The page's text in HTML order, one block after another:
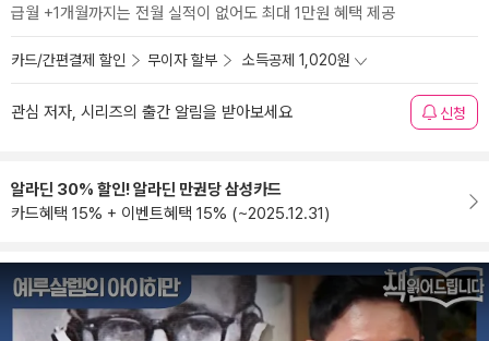
급월 +1개월까지는 전월 실적이 없어도 최대 1만원 혜택 제공
카드/간편결제 할인 무이자 할부 소득공제 1,020원
관심 저자, 시리즈의 출간 알림을 받아보세요 신청
알라딘 30% 할인! 알라딘 만권당 삼성카드
카드혜택 15% + 이벤트혜택 15% (~2025.12.31)